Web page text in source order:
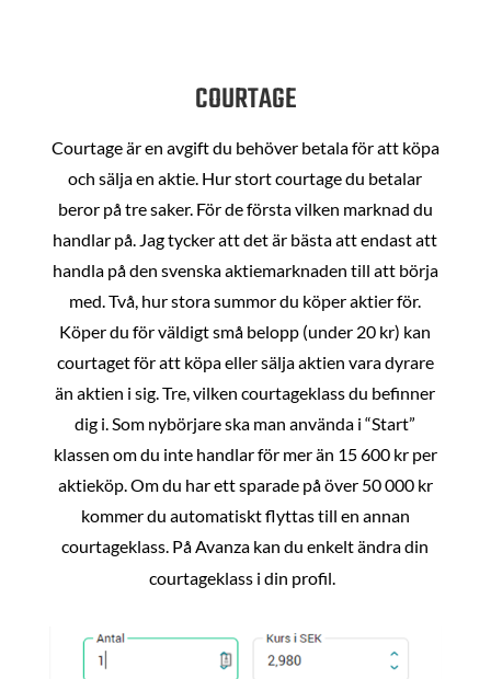
COURTAGE
Courtage är en avgift du behöver betala för att köpa
och sälja en aktie. Hur stort courtage du betalar
beror på tre saker. För de första vilken marknad du
handlar på. Jag tycker att det är bästa att endast att
handla på den svenska aktiemarknaden till att börja
med. Två, hur stora summor du köper aktier för.
Köper du för väldigt små belopp (under 20 kr) kan
courtaget för att köpa eller sälja aktien vara dyrare
än aktien i sig. Tre, vilken courtageklass du befinner
dig i. Som nybörjare ska man använda i “Start”
klassen om du inte handlar för mer än 15 600 kr per
aktieköp. Om du har ett sparade på över 50 000 kr
kommer du automatiskt flyttas till en annan
courtageklass. På Avanza kan du enkelt ändra din
courtageklass i din profil.